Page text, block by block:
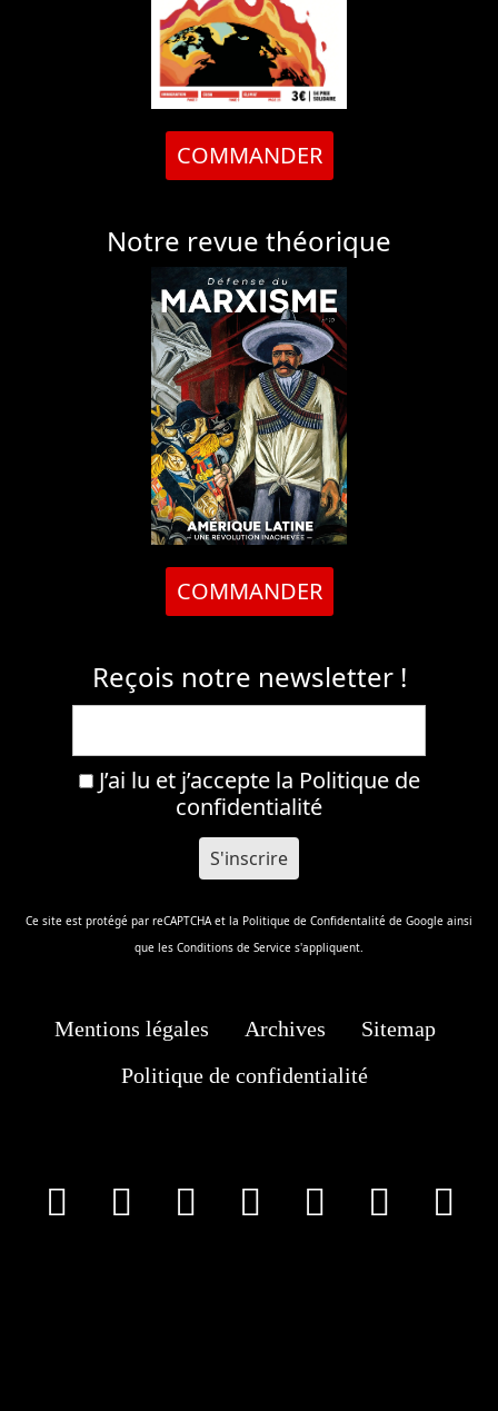
COMMANDER
Notre revue théorique
COMMANDER
Reçois notre newsletter !
J’ai lu et j’accepte la Politique de
confidentialité
Ce site est protégé par reCAPTCHA et la Politique de Confidentalité de Google ainsi
que les Conditions de Service s'appliquent.
Mentions légales Archives
Sitemap
Politique de confidentialité
facebookInstagram
Youtube
Tik Tok